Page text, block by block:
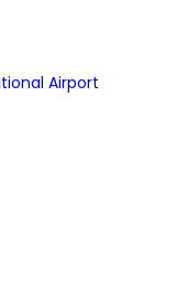
Airport